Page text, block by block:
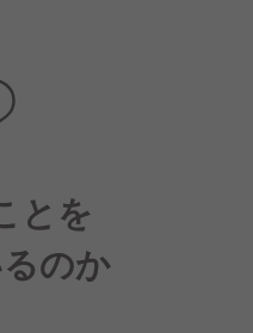
とを
のか